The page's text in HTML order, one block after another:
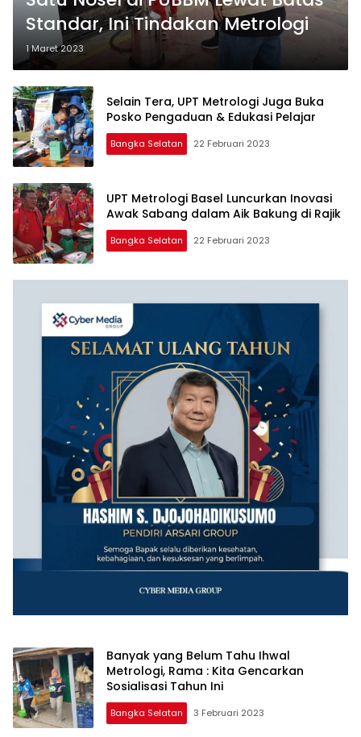
Standar, Ini Tindakan Metrologi
1 Maret 2023
Selain Tera, UPT Metrologi Juga Buka
Posko Pengaduan & Edukasi Pelajar
Bangka Selatan 22 Februari 2023
UPT Metrologi Basel Luncurkan Inovasi
Awak Sabang dalam Aik Bakung di Rajik
Bangka Selatan 22 Februari 2023
Banyak yang Belum Tahu Ihwal
Metrologi, Rama : Kita Gencarkan
Sosialisasi Tahun Ini
Bangka Selatan 3 Februari 2023